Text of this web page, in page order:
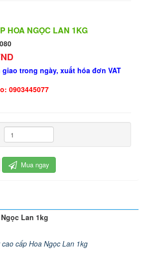
HOA NGỌC LAN 1KG
trong ngày, xuất hóa đơn VAT
0903445077
Mua ngay
Lan 1kg
cao cấp Hoa Ngọc Lan 1kg